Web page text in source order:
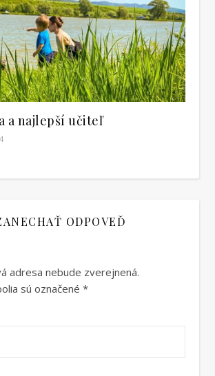
a najlepší učiteľ
ODPOVEĎ
adresa nebude zverejnená.
sú označené *